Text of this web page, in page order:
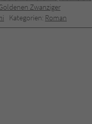
Zwanziger
Kategorien: Roman